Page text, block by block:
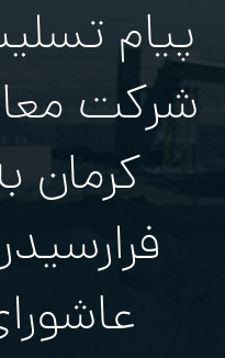
پیام
شرکت
کرمان